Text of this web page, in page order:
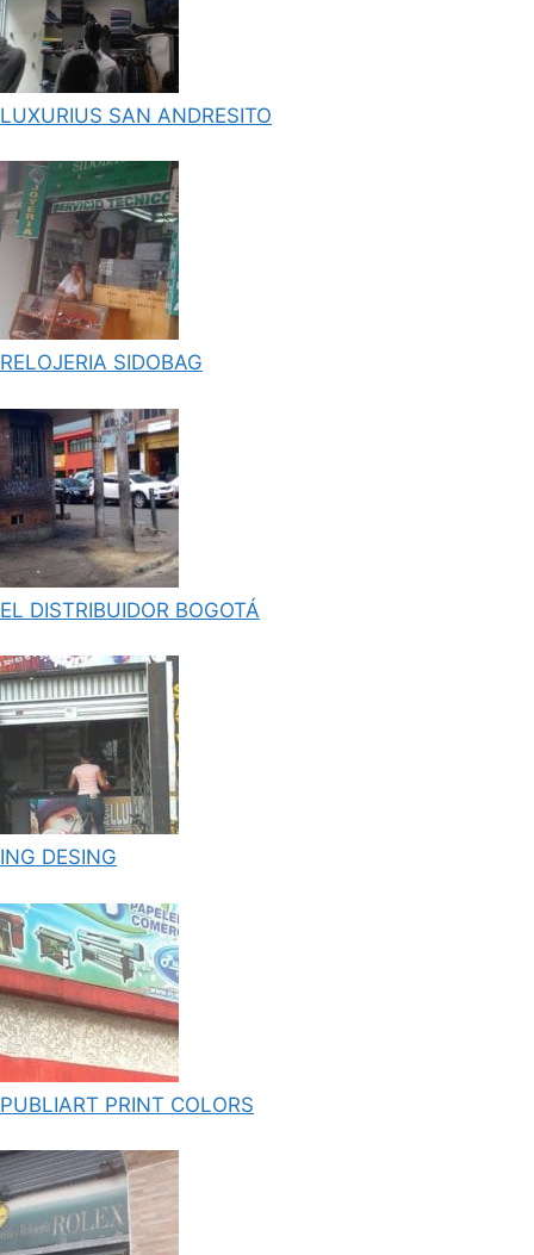
LUXURIUS SAN ANDRESITO
RELOJERIA SIDOBAG
EL DISTRIBUIDOR BOGOTÁ
ING DESING
PUBLIART PRINT COLORS